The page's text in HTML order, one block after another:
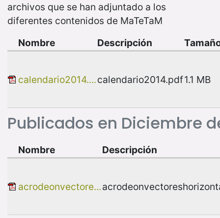
archivos que se han adjuntado a los
diferentes contenidos de MaTeTaM
Publicados en Diciembre
Nombre Descripción
calendario2014....calendario2014.pdf1.1 MB
Nombre Descripción
acrodeonvectore...